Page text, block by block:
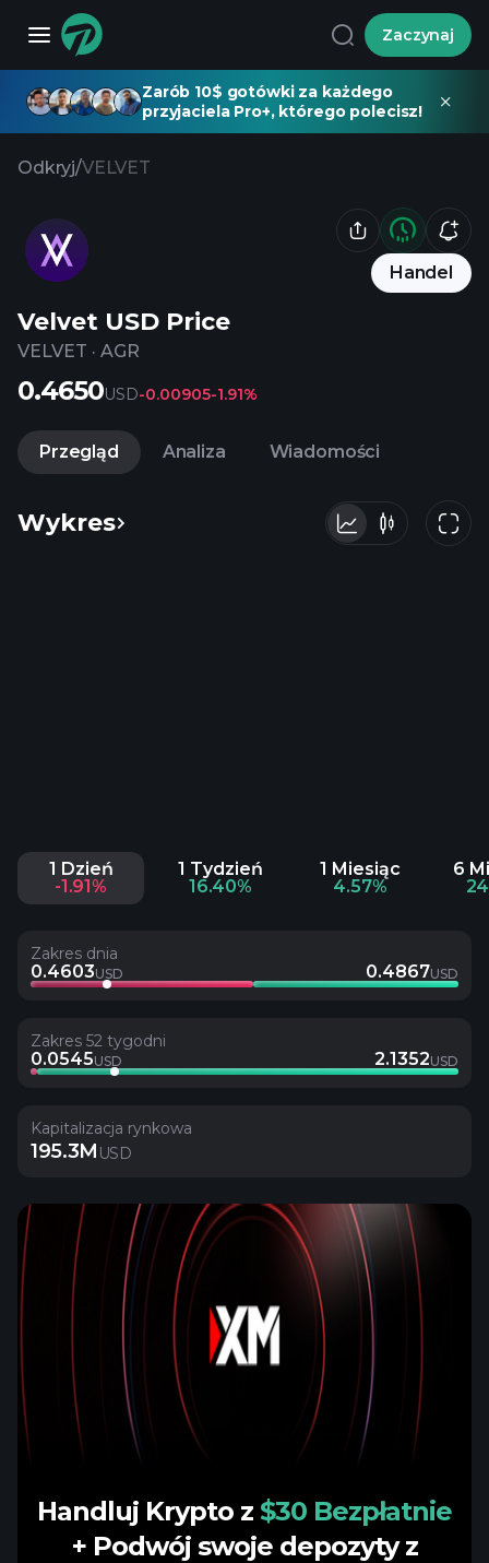
Zaczynaj
Zarób 10$ gotówki za każdego
przyjaciela Pro+, którego polecisz!
Odkryj/VELVET
Handel
Velvet USD Price
VELVET · AGR
0.4650USD-0.00905-1.91%
Przegląd Analiza Wiadomości
Wykres
1 Dzień
-1.91%
1 Tydzień
16.40%
1 Miesiąc
4.57%
6
Zakres dnia
0.4603USD 0.4867USD
Zakres 52 tygodni
0.0545USD 2.1352USD
Kapitalizacja rynkowa
195.3M USD
Handluj Krypto z $30 Bezpłatnie
+ Podwój swoje depozyty z